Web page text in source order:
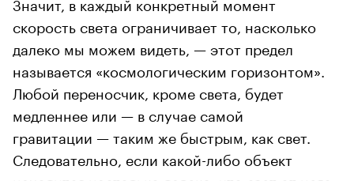
скорость света ограничивает то, насколько
далеко мы можем видеть, — этот предел
называется «космологическим горизонтом».
Любой переносчик, кроме света, будет
медленнее или — в случае самой
гравитации — таким же быстрым, как свет.
Следовательно, если какой-либо объект